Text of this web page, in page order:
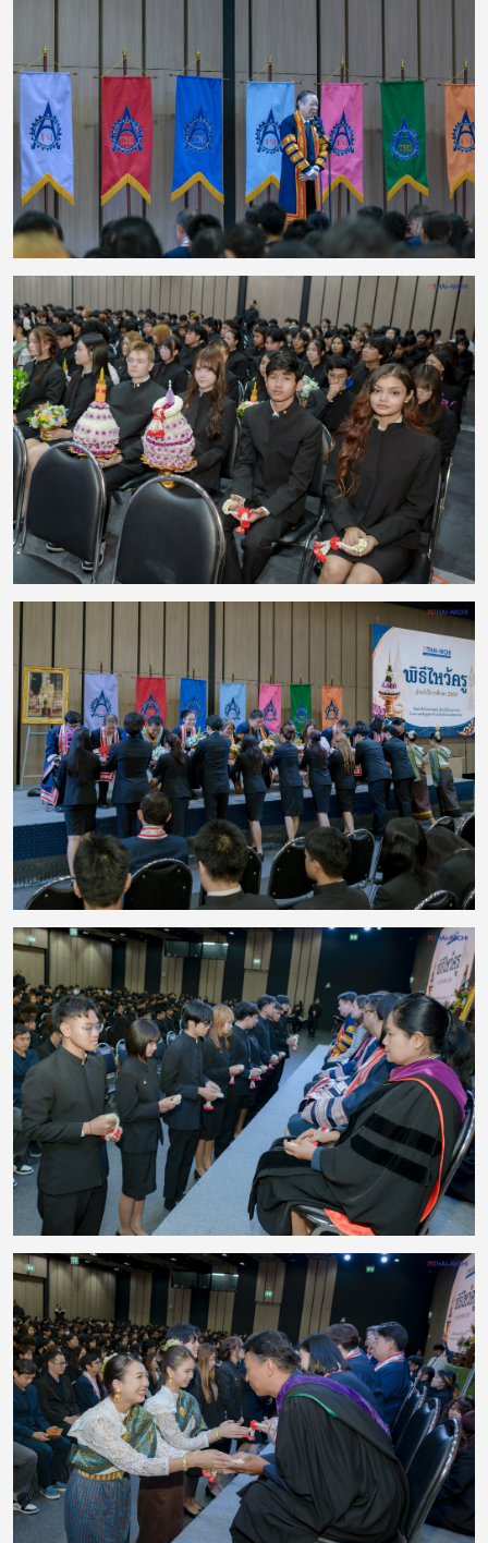
ความรับผิดชอบ และความมุ่งมั่นในการศึกษา ซึ่งสะท้อนให้เห็นว่าความสำเร็จเกิด
จากการเรียนรู้อย่างต่อเนื่อง ควบคู่กับความพยายามและความมีวินัย กิจกรรมครั้ง
นี้ช่วยสืบสานประเพณีอันดีงาม พร้อมเสริมสร้างความสัมพันธ์ที่ดีระหว่างคณาจารย์
และนักศึกษา ตลอดจนสร้างแรงบันดาลใจให้นักศึกษามุ่งมั่นพัฒนาตนเองต่อไป